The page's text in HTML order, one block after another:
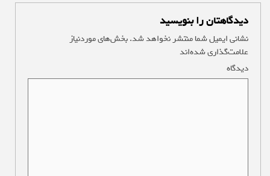
دیدگاهتان را بنویسید
نشانی ایمیل شما منتشر نخواهد شد.بخش‌های موردنیاز
علامت‌گذاری شده‌اند
دیدگاه